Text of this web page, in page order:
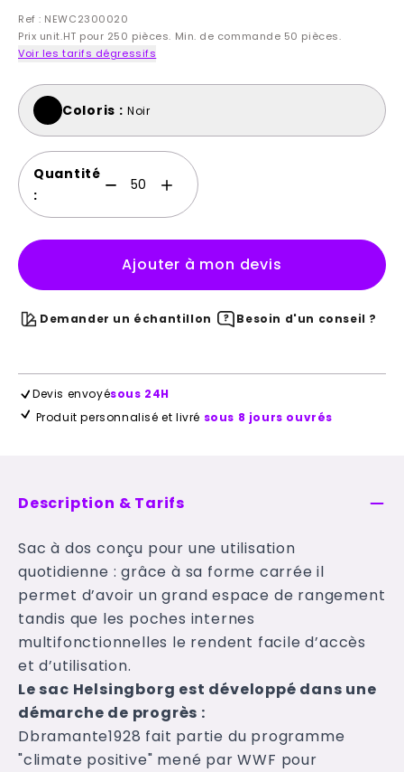
Ref : NEWC2300020
Prix unit.HT pour 250 pièces. Min. de commande 50 pièces.
Voir les tarifs dégressifs
Coloris : Noir
Quantité
:
Ajouter à mon devis
Demander un échantillon Besoin d'un conseil ?
Devis envoyésous 24H
Produit personnalisé et livré sous 8 jours ouvrés
Description & Tarifs
Sac à dos conçu pour une utilisation
quotidienne : grâce à sa forme carrée il
permet d’avoir un grand espace de rangement
tandis que les poches internes
multifonctionnelles le rendent facile d’accès
et d’utilisation.
Le sac Helsingborg est développé dans une
démarche de progrès :
Dbramante1928 fait partie du programme
"climate positive" mené par WWF pour